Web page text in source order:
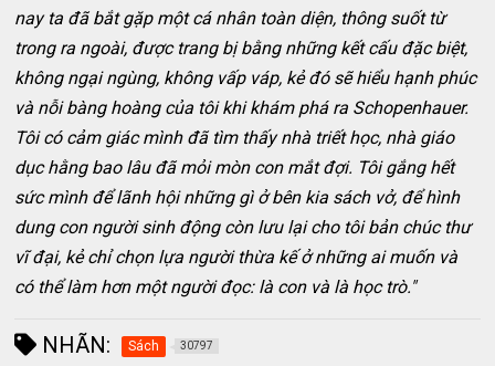
nay ta đã bắt gặp một cá nhân toàn diện, thông suốt từ
trong ra ngoài, được trang bị bằng những kết cấu đặc biệt,
không ngại ngùng, không vấp váp, kẻ đó sẽ hiểu hạnh phúc
và nỗi bàng hoàng của tôi khi khám phá ra Schopenhauer.
Tôi có cảm giác mình đã tìm thấy nhà triết học, nhà giáo
dục hằng bao lâu đã mỏi mòn con mắt đợi. Tôi gắng hết
sức mình để lãnh hội những gì ở bên kia sách vở, để hình
dung con người sinh động còn lưu lại cho tôi bản chúc thư
vĩ đại, kẻ chỉ chọn lựa người thừa kế ở những ai muốn và
có thể làm hơn một người đọc: là con và là học trò."
NHÃN: Sách 30797